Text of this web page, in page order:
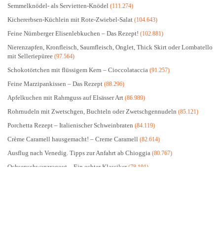
Semmelknödel- als Servietten-Knödel (111.274)
Kichererbsen-Küchlein mit Rote-Zwiebel-Salat (104.643)
Feine Nürnberger Elisenlebkuchen – Das Rezept! (102.881)
Nierenzapfen, Kronfleisch, Saumfleisch, Onglet, Thick Skirt oder Lombatello
mit Selleriepüree (97.564)
Schokotörtchen mit flüssigem Kern – Cioccolataccia (91.257)
Feine Marzipankissen – Das Rezept (88.296)
Apfelkuchen mit Rahmguss auf Elsässer Art (86.989)
Rohrnudeln mit Zwetschgen, Buchteln oder Zwetschgennudeln (85.121)
Porchetta Rezept – Italienischer Schweinbraten (84.119)
Crème Caramell hausgemacht! – Creme Caramell (82.614)
Ausflug nach Venedig. Tipps zur Anfahrt ab Chioggia (80.767)
Ochsenschwanzragout – Ein echter Klassiker(78.191)